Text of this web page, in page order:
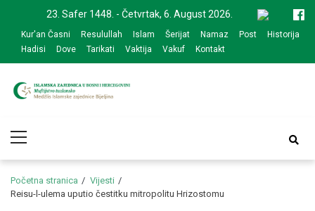
navigation
content
23. Safer 1448. - Četvrtak, 6. August 2026.
Kur'an Časni Resulullah Islam Šerijat Namaz Post
Historija
Hadisi
Dove Tarikati Vaktija Vakuf Kontakt
zajednice Bijeljina
Menu
Početna stranica
Vijesti
Reisu-l-ulema uputio čestitku mitropolitu Hrizostomu